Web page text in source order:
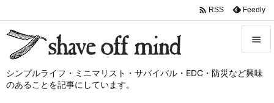
シンプルライフ・ミニマリスト・サバイバル・EDC・防災など興味
のあることを記事にしています。

メニュ
 RSS Feedly